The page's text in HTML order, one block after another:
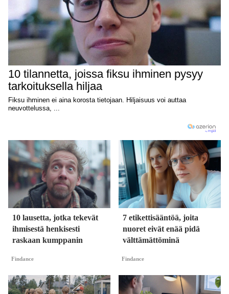
10 lausetta, jotka tekevät
ihmisestä henkisesti
raskaan kumppanin
Findance
7 etikettisääntöä, joita
nuoret eivät enää pidä
välttämättöminä
Findance